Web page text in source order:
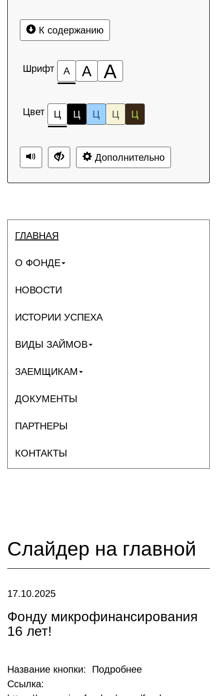
К содержанию
Шрифт А А А
Цвет Ц Ц Ц Ц Ц
Дополнительно
ГЛАВНАЯ
О ФОНДЕ
НОВОСТИ
ИСТОРИИ УСПЕХА
ВИДЫ ЗАЙМОВ
ЗАЕМЩИКАМ
ДОКУМЕНТЫ
ПАРТНЕРЫ
КОНТАКТЫ
Слайдер на главной
17.10.2025
Фонду микрофинансирования
16 лет!
Название кнопки: Подробнее
Ссылка: